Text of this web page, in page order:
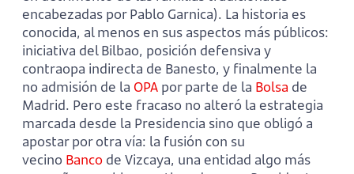
encabezadas por Pablo Garnica). La historia es
conocida, al menos en sus aspectos más públicos:
iniciativa del Bilbao, posición defensiva y
contraopa indirecta de Banesto, y finalmente la
no admisión de la OPA por parte de la Bolsa de
Madrid. Pero este fracaso no alteró la estrategia
marcada desde la Presidencia sino que obligó a
apostar por otra vía: la fusión con su
vecino Banco de Vizcaya, una entidad algo más